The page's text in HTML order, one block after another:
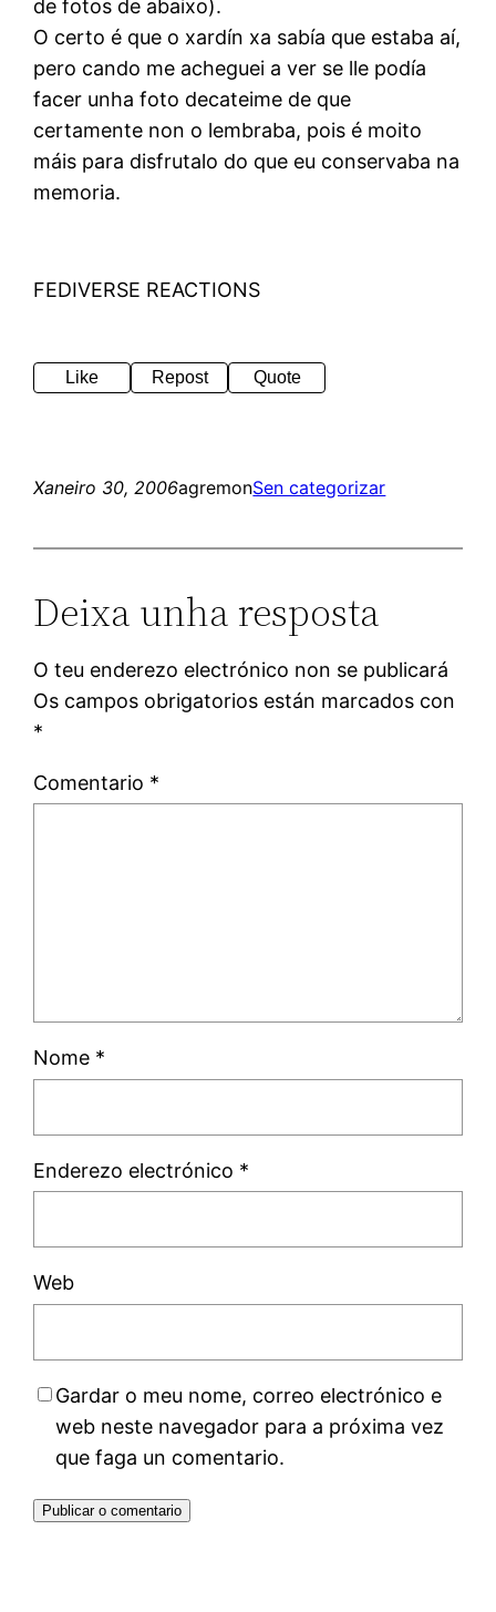
de fotos de abaixo).
O certo é que o xardín xa sabía que estaba aí,
pero cando me acheguei a ver se lle podía
facer unha foto decateime de que
certamente non o lembraba, pois é moito
máis para disfrutalo do que eu conservaba na
memoria.
FEDIVERSE REACTIONS
Like Repost Quote
Xaneiro 30, 2006agremonSen categorizar
Deixa unha resposta
O teu enderezo electrónico non se publicará
Os campos obrigatorios están marcados con
*
Comentario *
Nome *
Enderezo electrónico *
Web
Gardar o meu nome, correo electrónico e
web neste navegador para a próxima vez
que faga un comentario.